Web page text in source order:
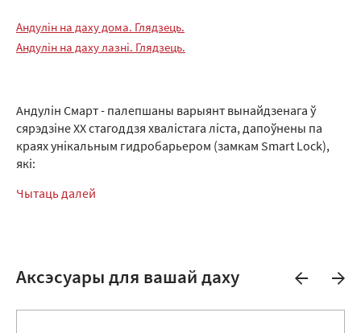
Андулін на даху дома. Глядзець.
Андулін на даху лазні. Глядзець.
Андулін Смарт - палепшаны варыянт вынайдзенага ў
сярэдзіне XX стагоддзя хвалістага ліста, дапоўнены па
краях унікальным гидробарьером (замкам Smart Lock),
які:
Чытаць далей
Аксэсуары для вашай даху